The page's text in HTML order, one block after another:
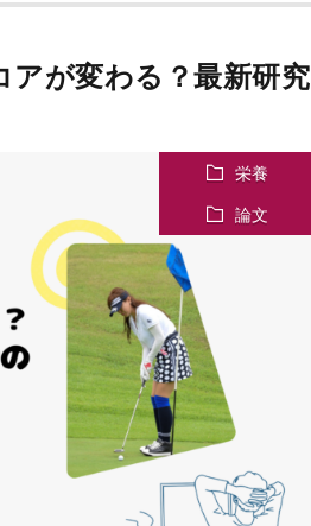
アが変わる？最新研究
栄養
論文